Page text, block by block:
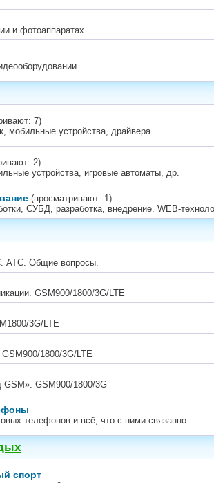
и фотоаппаратах.
7)
мобильные устройства, драйвера.
2)
устройства, игровые автоматы, др.
(просматривают: 1)
СУБД, разработка, внедрение. WEB-
АТС. Общие вопросы.
GSM900/1800/3G/LTE
3G/LTE
1800/3G/LTE
GSM900/1800/3G
телефонов и всё, что с ними связанно.
спорт